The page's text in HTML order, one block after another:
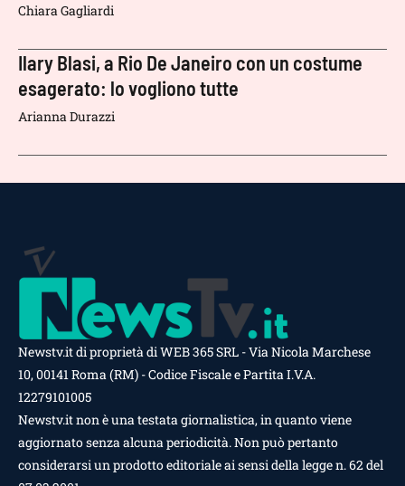
Chiara Gagliardi
Ilary Blasi, a Rio De Janeiro con un costume
esagerato: lo vogliono tutte
Arianna Durazzi
Newstv.it di proprietà di WEB 365 SRL - Via Nicola Marchese
10, 00141 Roma (RM) - Codice Fiscale e Partita I.V.A.
12279101005
Newstv.it non è una testata giornalistica, in quanto viene
aggiornato senza alcuna periodicità. Non può pertanto
considerarsi un prodotto editoriale ai sensi della legge n. 62 del